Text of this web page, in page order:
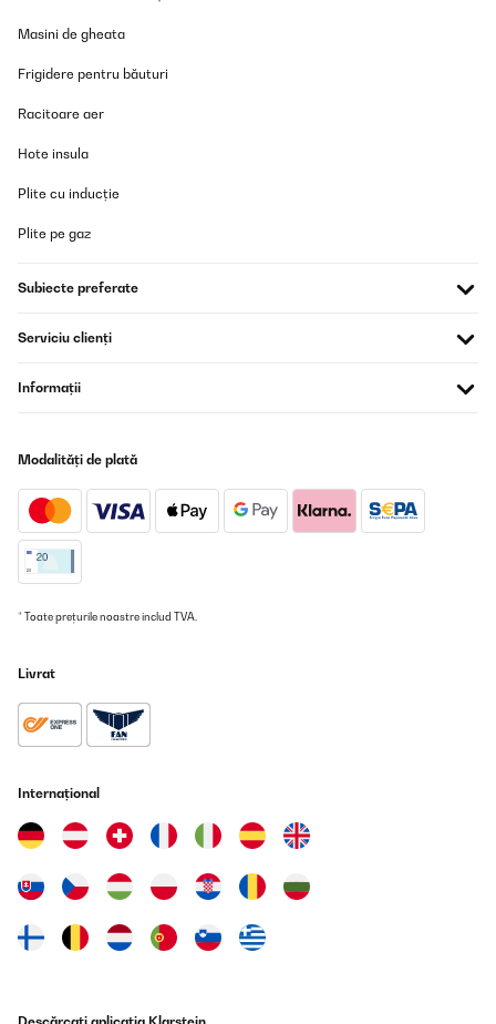
Masini de gheata
Frigidere pentru băuturi
Racitoare aer
Hote insula
Plite cu inducție
Plite pe gaz
Subiecte preferate
Serviciu clienți
Informații
Modalități de plată
* Toate prețurile noastre includ TVA.
Livrat
Internațional